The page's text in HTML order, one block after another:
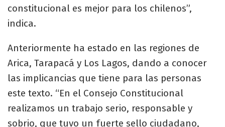
constitucional es mejor para los chilenos”,
indica.
Anteriormente ha estado en las regiones de
Arica, Tarapacá y Los Lagos, dando a conocer
las implicancias que tiene para las personas
este texto. “En el Consejo Constitucional
realizamos un trabajo serio, responsable y
sobrio, que tuvo un fuerte sello ciudadano,